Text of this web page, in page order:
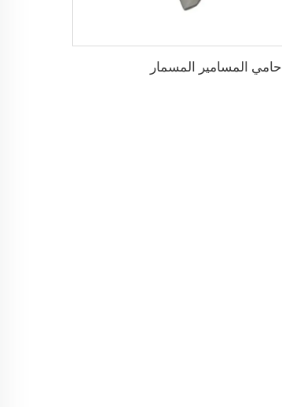
حامي المسامير المسمار